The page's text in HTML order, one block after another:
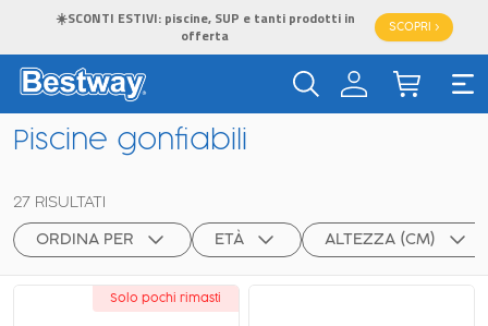
☀️SCONTI ESTIVI: piscine, SUP e tanti prodotti in
offerta
SCOPRI >
Piscine gonfiabili
27 RISULTATI
ORDINA PER ETÀ ALTEZZA (CM)
Solo pochi rimasti